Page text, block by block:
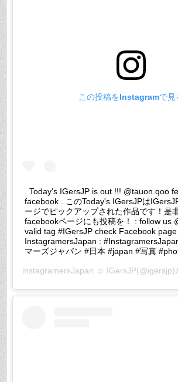
この投稿をInstagramで見
. Today's IGersJP is out !!! @tauon.qoo
facebook . このToday's IGersJPは
ージでピックアップされた作品です！是
facebookページにも投稿を！ : follow us
valid tag #IGersJP check Facebook page
InstagramersJapan :
マーズジャパン #日本 #japan #写真
instagramersJapan ☺︎ IGersJP(@igersjp)が